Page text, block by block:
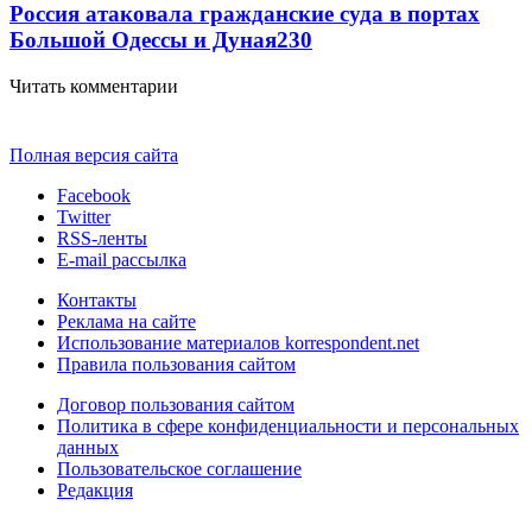
Россия атаковала гражданские суда в портах
Большой Одессы и Дуная230
Читать комментарии
Полная версия сайта
Facebook
Twitter
RSS-ленты
E-mail рассылка
Контакты
Реклама на сайте
Использование материалов korrespondent.net
Правила пользования сайтом
Договор пользования сайтом
Политика в сфере конфиденциальности и персональных
данных
Пользовательское соглашение
Редакция